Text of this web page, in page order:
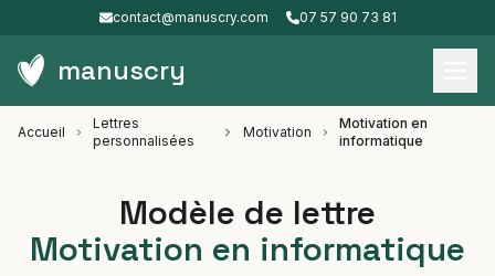
contact@manuscry.com 07 57 90 73 81
manuscry
Accueil
Lettres
personnalisées
Motivation
Motivation en
informatique
Modèle de lettre
Motivation en informatique